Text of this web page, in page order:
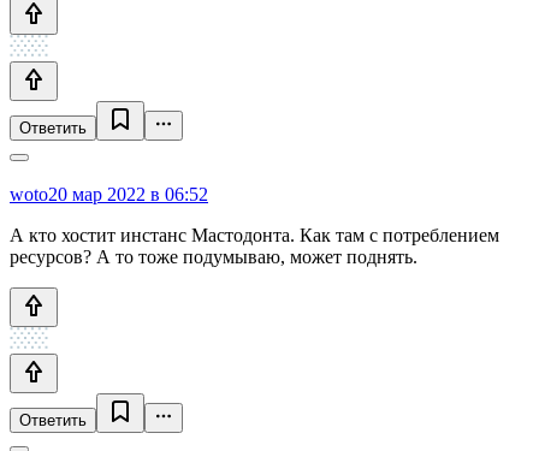
Ответить
woto20 мар 2022 в 06:52
А кто хостит инстанс Мастодонта. Как там с потреблением
ресурсов? А то тоже подумываю, может поднять.
Ответить